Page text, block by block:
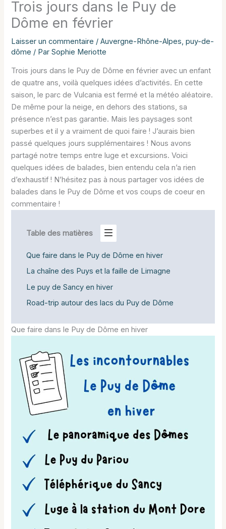
Trois jours dans le Puy de
Dôme en février
Laisser un commentaire /Auvergne-Rhône-Alpes,puy-de-
dôme / ParSophie Meriotte
Trois jours dans le Puy de Dôme en février avec un enfant
de quatre ans, voilà quelques idées d’activités. En cette
saison, le parc de Vulcania est fermé et la météo aléatoire.
De même pour la neige, en dehors des stations, sa
présence n’est pas garantie. Mais les paysages sont
superbes et il y a vraiment de quoi faire ! J’aurais bien
passé quelques jours supplémentaires ! Nous avons
partagé notre temps entre luge et excursions. Voici
quelques idées de balades, bien entendu cela n’a rien
d’exhaustif ! N’hésitez pas à nous partager vos idées de
balades dans le Puy de Dôme et vos coups de coeur en
commentaire !
Table des matières
Que faire dans le Puy de Dôme en hiver
La chaîne des Puys et la faille de Limagne
Le puy de Sancy en hiver
Road-trip autour des lacs du Puy de Dôme
Que faire dans le Puy de Dôme en hiver